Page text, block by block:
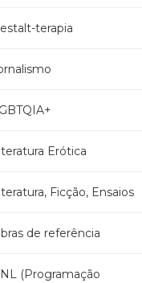
terapia
Erótica
Ficção, Ensaios
de referência
(Programação